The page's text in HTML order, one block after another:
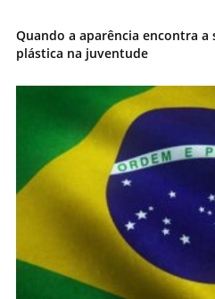
Quando a aparência encontra a
plástica na juventude